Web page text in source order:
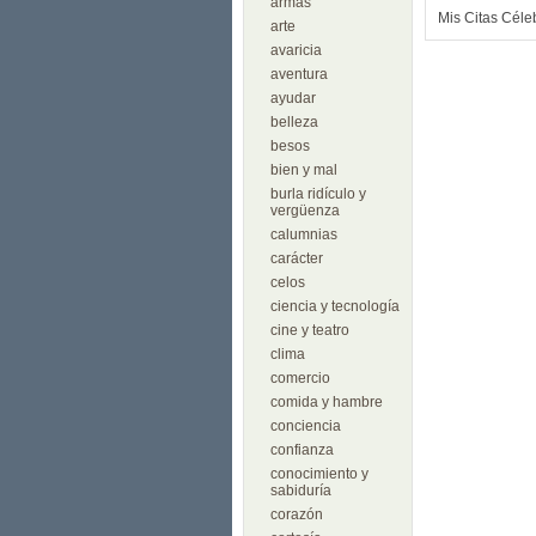
arte
avaricia
aventura
ayudar
belleza
besos
bien y mal
burla ridículo y
vergüenza
calumnias
carácter
celos
ciencia y tecnología
cine y teatro
clima
comercio
comida y hambre
conciencia
confianza
conocimiento y
sabiduría
corazón
Mis Citas